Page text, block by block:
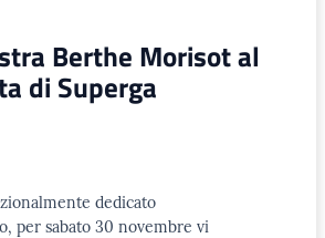
Berthe Morisot al
di Superga
dedicato
per sabato 30 novembre vi